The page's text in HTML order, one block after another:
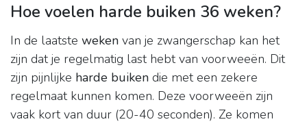
Hoe voelen harde buiken 36 weken?
In de laatste weken van je zwangerschap kan het
zijn dat je regelmatig last hebt van voorweeën. Dit
zijn pijnlijke harde buiken die met een zekere
regelmaat kunnen komen. Deze voorweeën zijn
vaak kort van duur (20-40 seconden). Ze komen